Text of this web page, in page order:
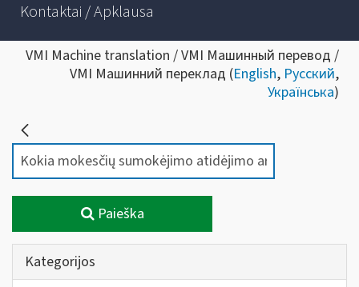
Kontaktai / Apklausa
VMI Machine translation / VMI Машинный перевод /
VMI Машинний переклад (English, Русский,
Українська)
Paieška
Kategorijos